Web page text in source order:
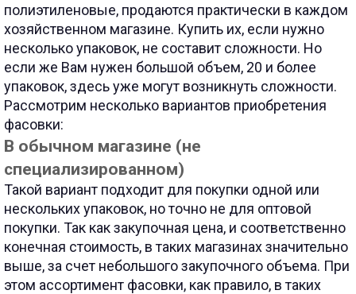
полиэтиленовые, продаются практически в каждом
хозяйственном магазине. Купить их, если нужно
несколько упаковок, не составит сложности. Но
если же Вам нужен большой объем, 20 и более
упаковок, здесь уже могут возникнуть сложности.
Рассмотрим несколько вариантов приобретения
фасовки:
В обычном магазине (не
специализированном)
Такой вариант подходит для покупки одной или
нескольких упаковок, но точно не для оптовой
покупки. Так как закупочная цена, и соответственно
конечная стоимость, в таких магазинах значительно
выше, за счет небольшого закупочного объема. При
этом ассортимент фасовки, как правило, в таких